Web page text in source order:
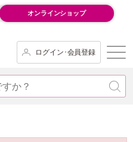
オンラインショップ
ログイン･会員登録